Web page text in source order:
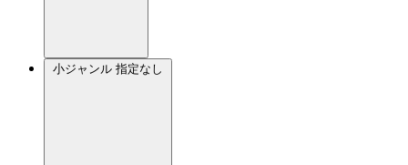
小ジャンル 指定なし